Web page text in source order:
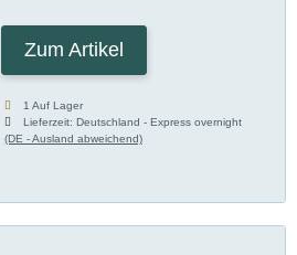
Zum Artikel
1 Auf Lager
Lieferzeit:Deutschland - Express overnight
(DE - Ausland abweichend)